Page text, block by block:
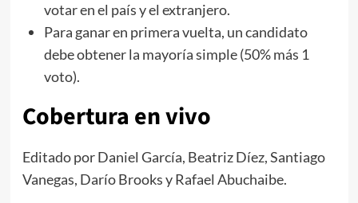
votar en el país y el extranjero.
Para ganar en primera vuelta, un candidato
debe obtener la mayoría simple (50% más 1
voto).
Cobertura en vivo
Editado por Daniel García, Beatriz Díez, Santiago
Vanegas, Darío Brooks y Rafael Abuchaibe.